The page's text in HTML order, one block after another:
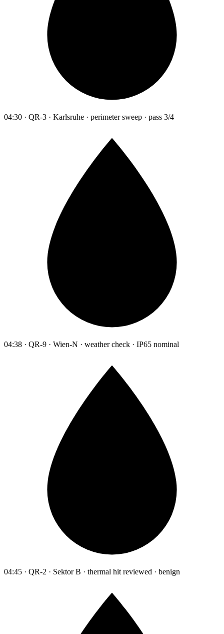
04:30 · QR-3 · Karlsruhe · perimeter sweep · pass 3/4
04:38 · QR-9 · Wien-N · weather check · IP65 nominal
04:45 · QR-2 · Sektor B · thermal hit reviewed · benign